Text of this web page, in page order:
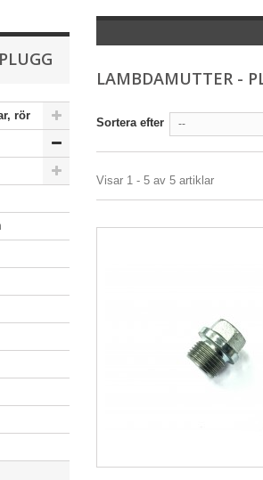
rör
LAMBDAMUTTER -
Sortera efter --
Visar 1 - 5 av 5 artiklar